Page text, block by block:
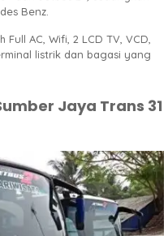
Benz.
AC, Wifi, 2 LCD TV, VCD,
listrik dan bagasi yang
Jaya Trans 31